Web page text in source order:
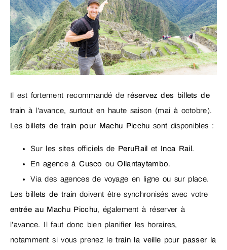
Il est fortement recommandé de réservez des billets de
train à l’avance, surtout en haute saison (mai à octobre).
Les billets de train pour Machu Picchu sont disponibles :
Sur les sites officiels de PeruRail et Inca Rail.
En agence àCusco ouOllantaytambo.
Via des agences de voyage en ligne ou sur place.
Les billets de train doivent être synchronisés avec votre
entrée au Machu Picchu, également à réserver à
l’avance. Il faut donc bien planifier les horaires,
notamment si vous prenez letrain la veille pour passer la